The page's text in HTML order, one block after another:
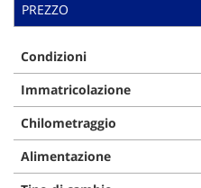
PREZZO
Condizioni
Immatricolazione
Chilometraggio
Alimentazione